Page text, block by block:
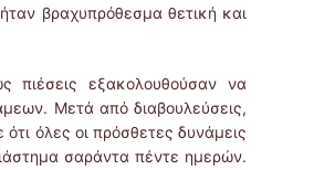
βραχυπρόθεσμα θετική και
πιέσεις εξακολουθούσαν να
Μετά από διαβουλεύσεις,
όλες οι πρόσθετες δυνάμεις
σαράντα πέντε ημερών.